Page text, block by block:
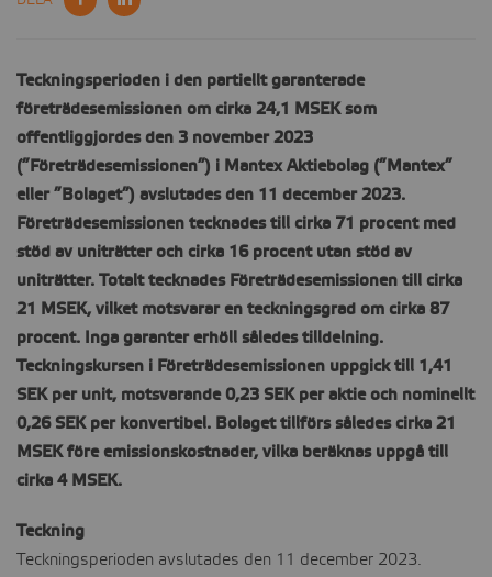
IR
Teckningsperioden i den partiellt garanterade
företrädesemissionen om cirka 24,1 MSEK som
offentliggjordes den 3 november 2023
(”Företrädesemissionen”) i Mantex Aktiebolag (”Mantex”
eller ”Bolaget”) avslutades den 11 december 2023.
Företrädesemissionen tecknades till cirka 71 procent med
stöd av uniträtter och cirka 16 procent utan stöd av
uniträtter. Totalt tecknades Företrädesemissionen till cirka
21 MSEK, vilket motsvarar en teckningsgrad om cirka 87
procent. Inga garanter erhöll således tilldelning.
Teckningskursen i Företrädesemissionen uppgick till 1,41
SEK per unit, motsvarande 0,23 SEK per aktie och nominellt
0,26 SEK per konvertibel. Bolaget tillförs således cirka 21
MSEK före emissionskostnader, vilka beräknas uppgå till
cirka 4 MSEK.
Teckning
Teckningsperioden avslutades den 11 december 2023.